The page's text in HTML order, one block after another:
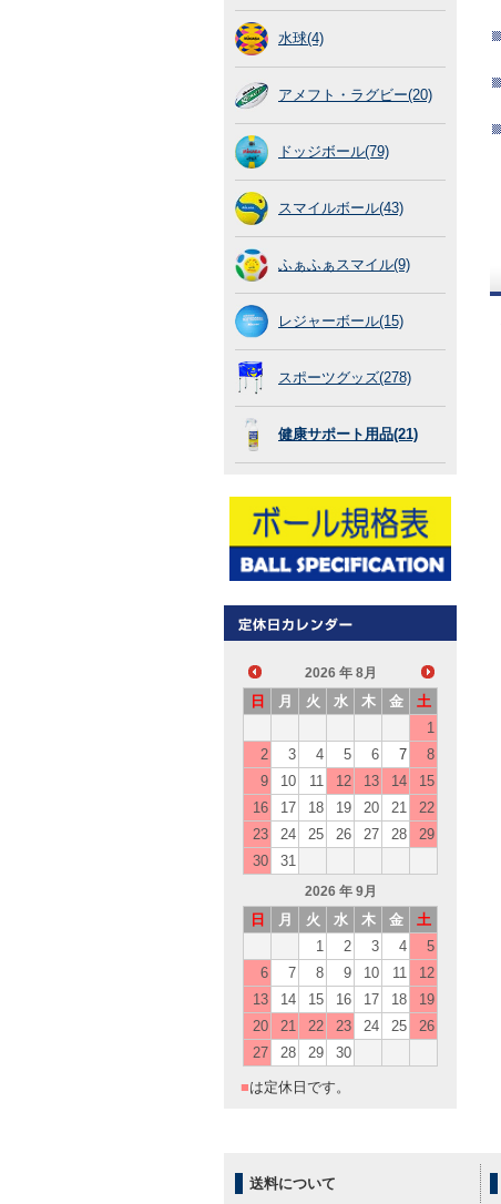
水球(4)
アメフト・ラグビー(20)
ドッジボール(79)
スマイルボール(43)
ふぁふぁスマイル(9)
レジャーボール(15)
スポーツグッズ(278)
健康サポート用品(21)
2026 年 8月
日 月 火 水 木 金
土
1
2
3 4 5 6 7
8
9
10 11 12 13 14
15
16
17 18 19 20 21
22
23
24 25 26 27 28
29
30
31
2026 年 9月
日 月 火 水 木 金
土
1
2 3 4
5
6
7 8 9 10 11
12
13
14 15 16 17 18
19
20
21 22 23 24 25
26
27
28 29 30
■は定休日です。
送料について